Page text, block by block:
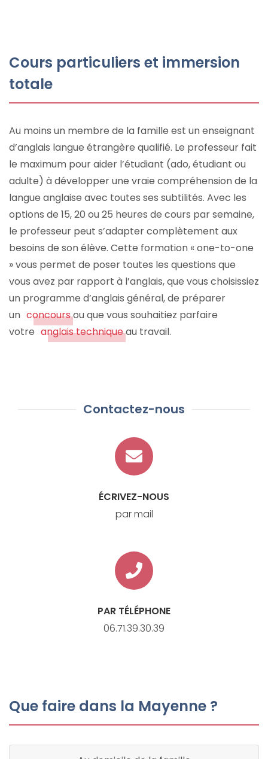
Cours particuliers et immersion
totale
Au moins un membre de la famille est un enseignant
d’anglais langue étrangère qualifié. Le professeur fait
le maximum pour aider l’étudiant (ado, étudiant ou
adulte) à développer une vraie compréhension de la
langue anglaise avec toutes ses subtilités. Avec les
options de 15, 20 ou 25 heures de cours par semaine,
le professeur peut s’adapter complètement aux
besoins de son élève. Cette formation « one-to-one
» vous permet de poser toutes les questions que
vous avez par rapport à l’anglais, que vous choisissiez
un programme d’anglais général, de préparer
un concoursou que vous souhaitiez parfaire
votre anglais techniqueau travail.
Contactez-nous
ÉCRIVEZ-NOUS
par mail
PAR TÉLÉPHONE
06.71.39.30.39
Que faire dans la Mayenne ?